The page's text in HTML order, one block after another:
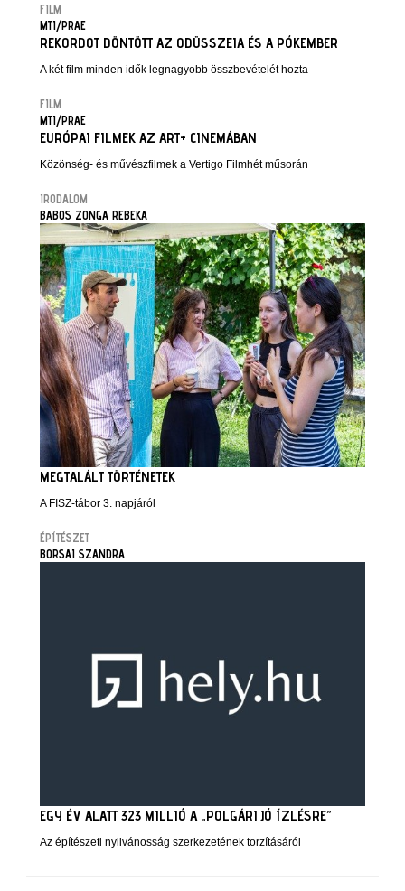
FILM
MTI/PRAE
REKORDOT DÖNTÖTT AZ ODÜSSZEIA ÉS A PÓKEMBER
A két film minden idők legnagyobb összbevételét hozta
FILM
MTI/PRAE
EURÓPAI FILMEK AZ ART+ CINEMÁBAN
Közönség- és művészfilmek a Vertigo Filmhét műsorán
IRODALOM
BABOS ZONGA REBEKA
MEGTALÁLT TÖRTÉNETEK
A FISZ-tábor 3. napjáról
ÉPÍTÉSZET
BORSAI SZANDRA
EGY ÉV ALATT 323 MILLIÓ A „POLGÁRI JÓ ÍZLÉSRE”
Az építészeti nyilvánosság szerkezetének torzításáról